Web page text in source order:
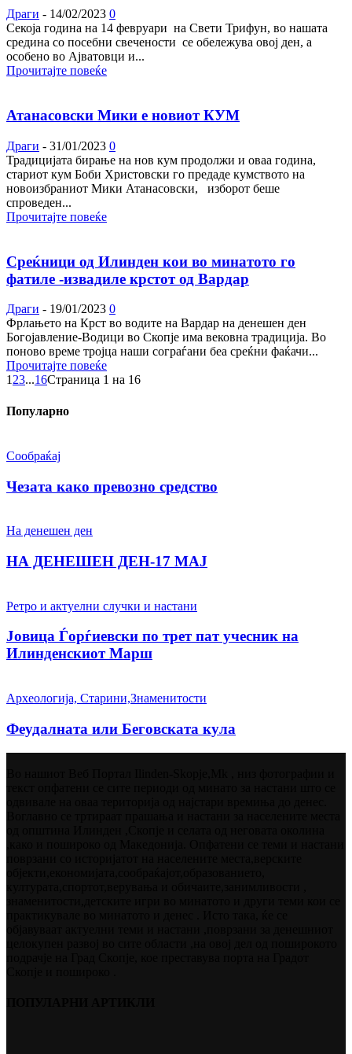
Драги - 14/02/2023 0
Секоја година на 14 февруари на Свети Трифун, во нашата
средина со посебни свечености се обележува овој ден, а
особено во Ајватовци и...
Прочитајте повеќе
Атанасовски Мики е новиот КУМ
Драги - 31/01/2023 0
Традицијата бирање на нов кум продолжи и оваа година,
стариот кум Боби Христовски го предаде кумството на
новоизбраниот Мики Атанасовски, изборот беше
спроведен...
Прочитајте повеќе
Среќници од Илинден кои во минатото го
фатиле -извадиле крстот од Вардар
Драги - 19/01/2023 0
Фрлањето на Крст во водите на Вардар на денешен ден
Богојавление-Водици во Скопје има вековна традиција. Во
поново време тројца наши сограѓани беа среќни фаќачи...
Прочитајте повеќе
1 23...16Страница 1 на 16
Популарно
Сообраќај
Чезата како превозно средство
На денешен ден
НА ДЕНЕШЕН ДЕН-17 МАЈ
Ретро и актуелни случки и настани
Јовица Ѓорѓиевски по трет пат учесник на
Илинденскиот Марш
Археологија, Старини,Знаменитости
Феудалната или Беговската кула